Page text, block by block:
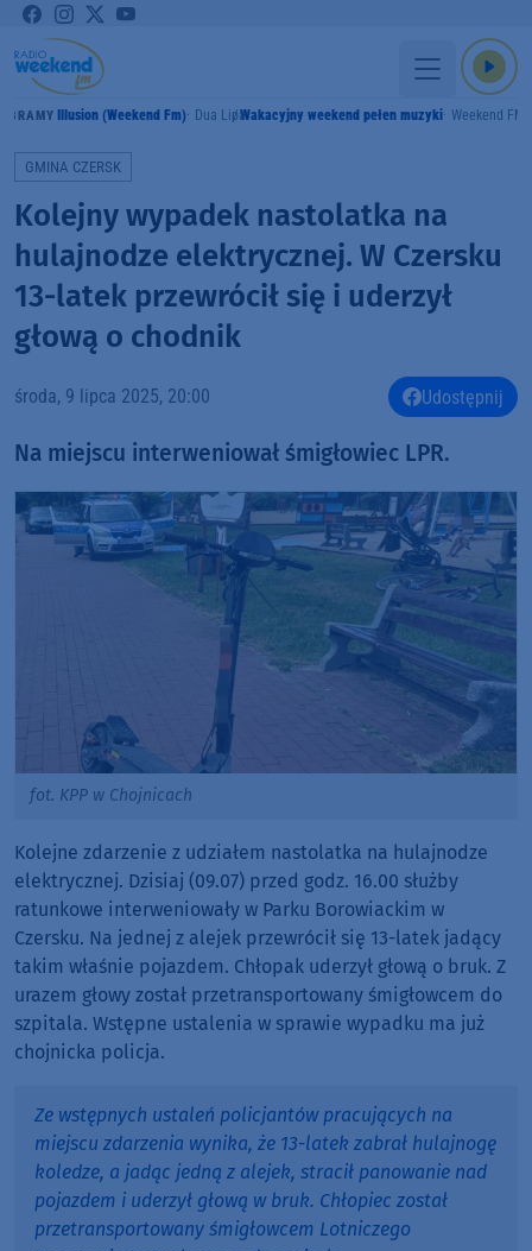
GRAMY Illusion (Weekend Fm) Dua LipaWakacyjny weekend pełen muzyki Weekend FM
GMINA CZERSK
Kolejny wypadek nastolatka na
hulajnodze elektrycznej. W Czersku
13-latek przewrócił się i uderzył
głową o chodnik
środa, 9 lipca 2025, 20:00 Udostępnij
Na miejscu interweniował śmigłowiec LPR.
fot. KPP w Chojnicach
Kolejne zdarzenie z udziałem nastolatka na hulajnodze
elektrycznej. Dzisiaj (09.07) przed godz. 16.00 służby
ratunkowe interweniowały w Parku Borowiackim w
Czersku. Na jednej z alejek przewrócił się 13-latek jadący
takim właśnie pojazdem. Chłopak uderzył głową o bruk. Z
urazem głowy został przetransportowany śmigłowcem do
szpitala. Wstępne ustalenia w sprawie wypadku ma już
chojnicka policja.
Ze wstępnych ustaleń policjantów pracujących na
miejscu zdarzenia wynika, że 13-latek zabrał hulajnogę
koledze, a jadąc jedną z alejek, stracił panowanie nad
pojazdem i uderzył głową w bruk. Chłopiec został
przetransportowany śmigłowcem Lotniczego